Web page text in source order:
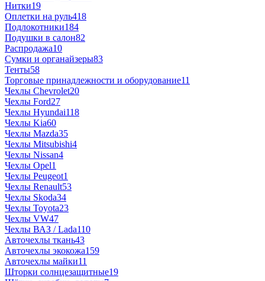
Нитки19
Оплетки на руль418
Подлокотники184
Подушки в салон82
Распродажа10
Сумки и органайзеры83
Тенты58
Торговые принадлежности и оборудование11
Чехлы Chevrolet20
Чехлы Ford27
Чехлы Hyundai118
Чехлы Kia60
Чехлы Mazda35
Чехлы Mitsubishi4
Чехлы Nissan4
Чехлы Opel1
Чехлы Peugeot1
Чехлы Renault53
Чехлы Skoda34
Чехлы Toyota23
Чехлы VW47
Чехлы ВАЗ / Lada110
Авточехлы ткань43
Авточехлы экокожа159
Авточехлы майки11
Шторки солнцезащитные19